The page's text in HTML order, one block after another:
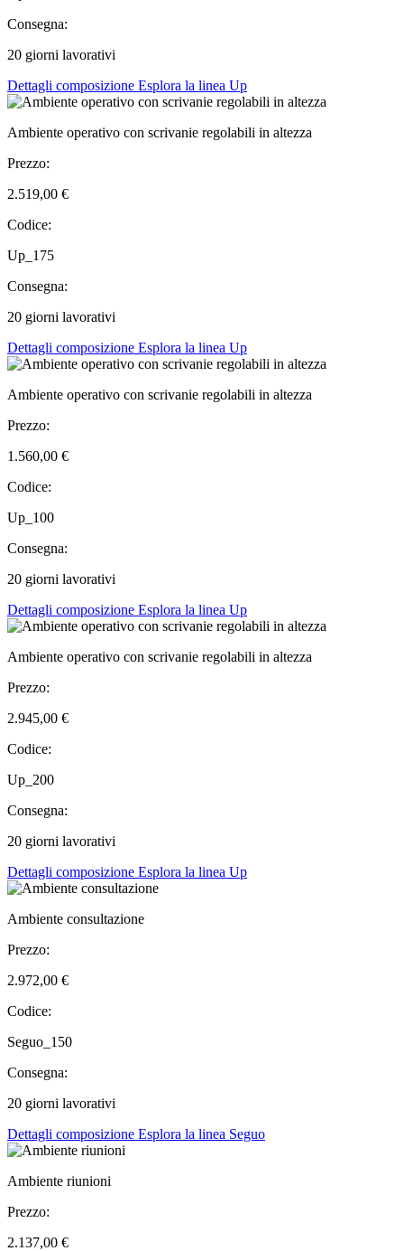
Consegna:
20 giorni lavorativi
Dettagli composizione Esplora la linea Up
Ambiente operativo con scrivanie regolabili in altezza
Prezzo:
2.519,00 €
Codice:
Up_175
Consegna:
20 giorni lavorativi
Dettagli composizione Esplora la linea Up
Ambiente operativo con scrivanie regolabili in altezza
Prezzo:
1.560,00 €
Codice:
Up_100
Consegna:
20 giorni lavorativi
Dettagli composizione Esplora la linea Up
Ambiente operativo con scrivanie regolabili in altezza
Prezzo:
2.945,00 €
Codice:
Up_200
Consegna:
20 giorni lavorativi
Dettagli composizione Esplora la linea Up
Ambiente consultazione
Prezzo:
2.972,00 €
Codice:
Seguo_150
Consegna:
20 giorni lavorativi
Dettagli composizione Esplora la linea Seguo
Ambiente riunioni
Prezzo:
2.137,00 €